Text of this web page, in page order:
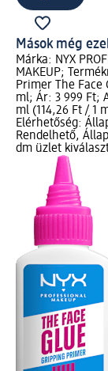
Mások még
Márka: NYX
MAKEUP;
Primer The Face
ml; Ár: 3 999 Ft;
ml (114,26 Ft / 1
Elérhetőség:
Rendelhető,
dm üzlet